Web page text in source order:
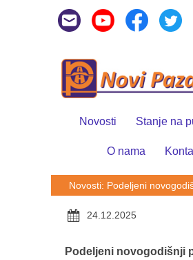
Novosti Stanje na
O nama
Novosti: Podeljeni
24.12.2025
Podeljeni novogodišnji